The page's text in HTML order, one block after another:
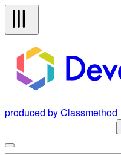
produced by Classmethod